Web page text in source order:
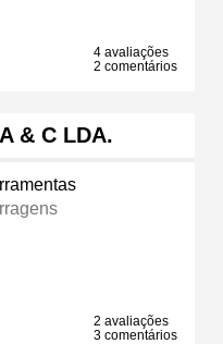
4 avaliações
2 comentários
& C LDA.
2 avaliações
3 comentários